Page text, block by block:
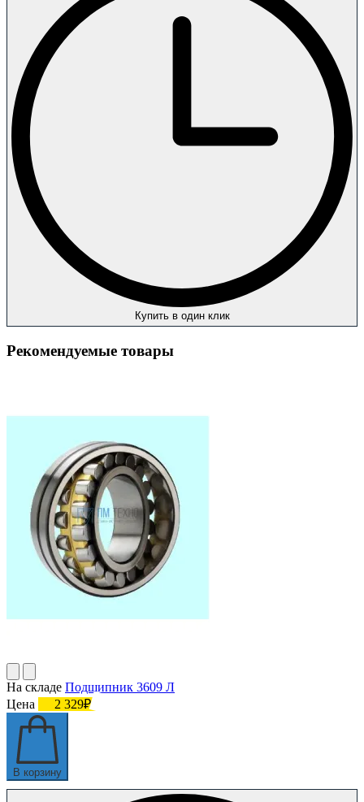
Купить в один клик
Рекомендуемые товары
На складе Подшипник 3609 Л
Цена
2 329₽
В корзину